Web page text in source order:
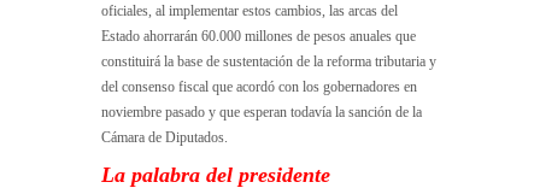
oficiales, al implementar estos cambios, las arcas del
Estado ahorrarán 60.000 millones de pesos anuales que
constituirá la base de sustentación de la reforma tributaria y
del consenso fiscal que acordó con los gobernadores en
noviembre pasado y que esperan todavía la sanción de la
Cámara de Diputados.
La palabra del presidente